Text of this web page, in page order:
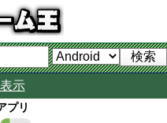
示
プリ